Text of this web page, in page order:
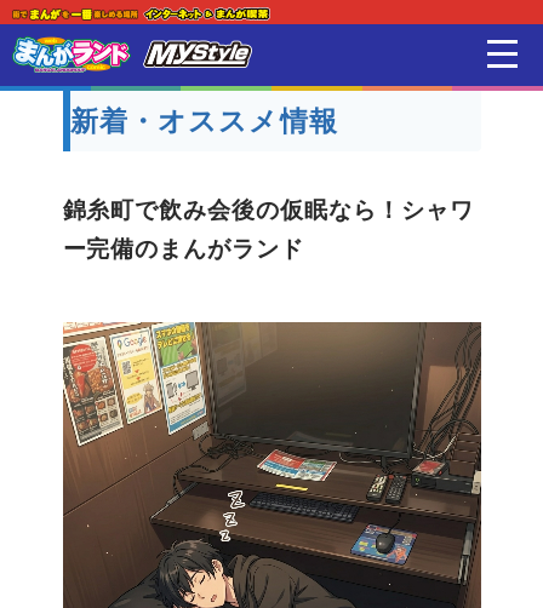
はじめての方
店舗一覧
オンラインゲーム
映画 / アニメ / 電子書籍
新着・オススメ情報
錦糸町で飲み会後の仮眠なら！シャワ
ー完備のまんがランド